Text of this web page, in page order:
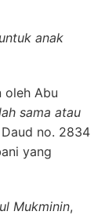
anak
oleh Abu
sama atau
no. 2834
yang
Mukminin,